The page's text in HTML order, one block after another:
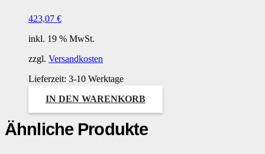
423,07 €
inkl. 19 % MwSt.
zzgl. Versandkosten
Lieferzeit: 3-10 Werktage
IN DEN WARENKORB
Ähnliche Produkte